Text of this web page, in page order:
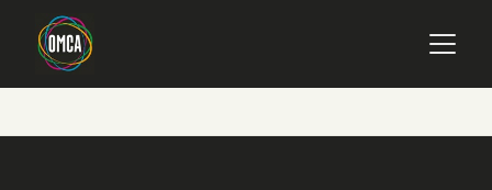
Aller au contenu principal
Main navigation